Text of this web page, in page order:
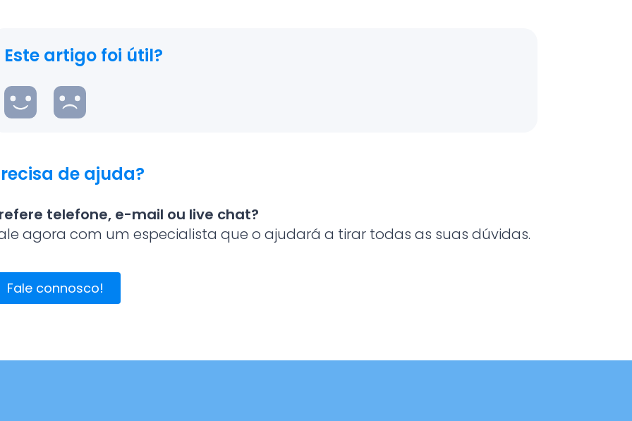
Este artigo foi útil?
de ajuda?
telefone, e-mail ou live chat?
agora com um especialista que o ajudará a tirar todas as suas dúvidas.
Fale connosco!